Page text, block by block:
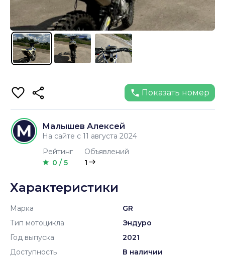
Показать номер
Малышев Алексей
На сайте с 11 августа 2024
Рейтинг
0 / 5
Объявлений
1
Характеристики
Марка
GR
Тип мотоцикла
Эндуро
Год выпуска
2021
Доступность
В наличии